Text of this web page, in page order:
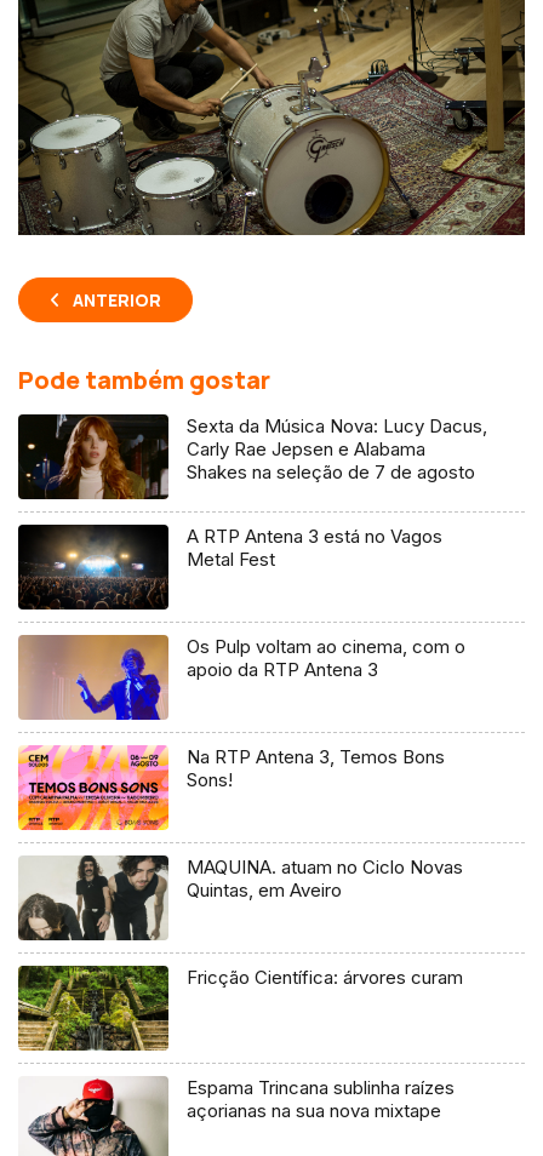
ANTERIOR
Pode também gostar
Sexta da Música Nova: Lucy Dacus,
Carly Rae Jepsen e Alabama
Shakes na seleção de 7 de agosto
A RTP Antena 3 está no Vagos
Metal Fest
Os Pulp voltam ao cinema, com o
apoio da RTP Antena 3
Na RTP Antena 3, Temos Bons
Sons!
MAQUINA. atuam no Ciclo Novas
Quintas, em Aveiro
Fricção Científica: árvores curam
Espama Trincana sublinha raízes
açorianas na sua nova mixtape